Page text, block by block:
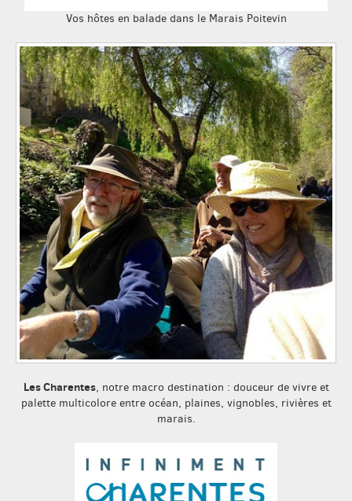
Vos hôtes en balade dans le Marais Poitevin
Les Charentes, notre macro destination : douceur de vivre et
palette multicolore entre océan, plaines, vignobles, rivières et
marais.